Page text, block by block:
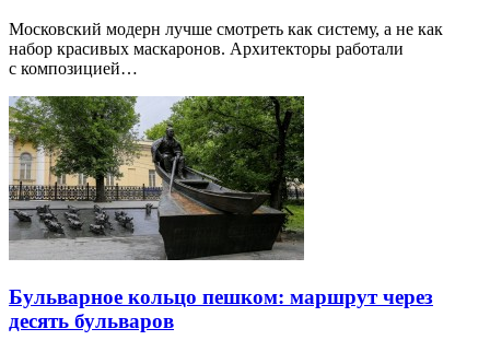
Московский модерн лучше смотреть как систему, а не как
набор красивых маскаронов. Архитекторы работали
с композицией…
Бульварное кольцо пешком: маршрут через
десять бульваров